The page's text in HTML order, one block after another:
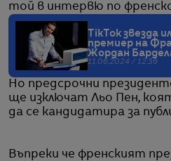
той в интервю по
TikTok звезда
премиер на
Жордан
11.06.2024 / 12:36
Но предсрочни
ще изключат Льо Пен,
да се кандидатира за
Въпреки че френският